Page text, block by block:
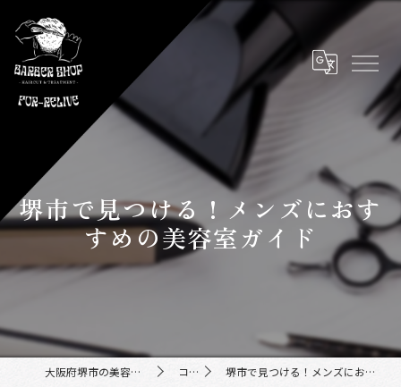
堺市で見つける！メンズにおす
すめの美容室ガイド
大阪府堺市の美容室ならFor-Relive コラム 堺市で見つける！メンズにおすすめの美容室ガイド